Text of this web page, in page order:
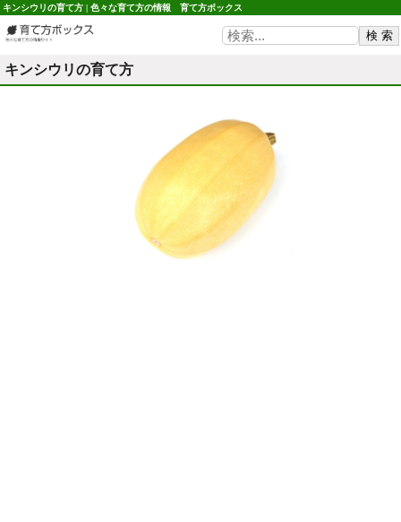
キンシウリの育て方 | 色々な育て方の情報 育て方ボックス
キンシウリの育て方